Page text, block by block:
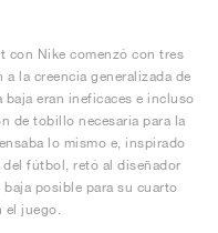
con Nike comenzó con tres
la creencia generalizada de
eran ineficaces e incluso
de tobillo necesaria para la
lo mismo e, inspirado
fútbol, retó al diseñador
baja posible para su cuarto
juego.